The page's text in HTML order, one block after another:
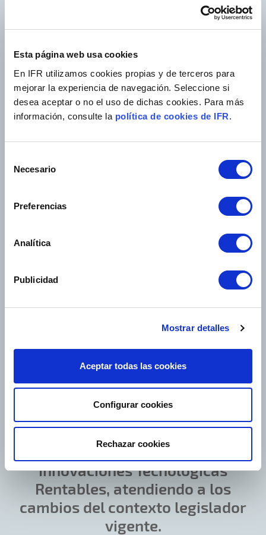
Esta página web usa cookies
En IFR utilizamos cookies propias y de terceros para
mejorar la experiencia de navegación. Seleccione si
desea aceptar o no el uso de dichas cookies. Para más
información, consulte la política de cookies de IFR.
Necesario
Preferencias
Analítica
Publicidad
Mostrar detalles
Aceptar todas las cookies
Configurar cookies
Rechazar cookies
Delimitar las
prioridades en proyectos
ética, desde la responsabilidad
industrial, empresarial, social y
ambiental, parametrizables
en resultados económicos, en
Acceder al marco
regulador que permita
innovaciones industriales y
empresariales, atendiendo las
capacidades de obtener ayudas y
financiación, para
incrementar
inteligentes de gobernanza
tecnológica para la actividad
industrial y empresarial en TI
sostenible.
legislación hacia un presente
digital integrador y eficiente con
medidas para incrementar las
Innovaciones Tecnológicas
Rentables, atendiendo a los
cambios del contexto legislador
vigente.